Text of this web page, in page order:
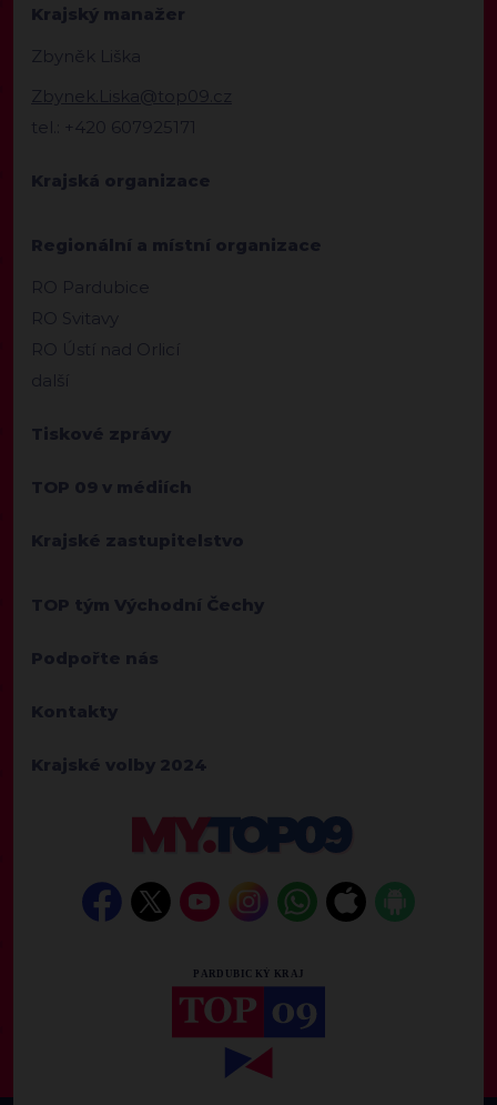
Krajský manažer
Zbyněk Liška
Zbynek.Liska@top09.cz
tel.: +420 607925171
Krajská organizace
Regionální a místní organizace
RO Pardubice
RO Svitavy
RO Ústí nad Orlicí
další
Tiskové zprávy
TOP 09 v médiích
Krajské zastupitelstvo
TOP tým Východní Čechy
Podpořte nás
Kontakty
Krajské volby 2024